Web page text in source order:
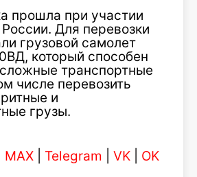
прошла при участии
Для перевозки
грузовой самолет
который способен
транспортные
числе перевозить
и
грузы.
MAX Telegram VK OK